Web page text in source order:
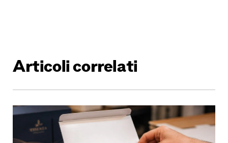
Articoli correlati